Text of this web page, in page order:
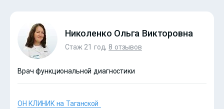
?>
Николенко Ольга Викторовна
Стаж 21 год, 8 отзывов
Врач функциональной диагностики
ОН КЛИНИК на Таганской